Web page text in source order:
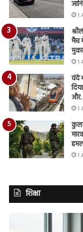
1
मैच
1
वंदे
1
1
शिक्षा